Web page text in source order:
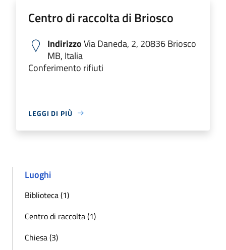
Centro di raccolta di Briosco
IndirizzoVia Daneda, 2, 20836 Briosco
MB, Italia
Conferimento rifiuti
LEGGI DI PIÙ
Luoghi
Biblioteca (1)
Centro di raccolta (1)
Chiesa (3)